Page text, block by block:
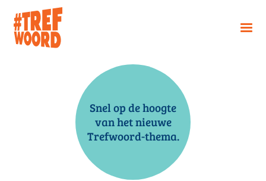
Snel op de hoogte
van het nieuwe
Trefwoord-thema.